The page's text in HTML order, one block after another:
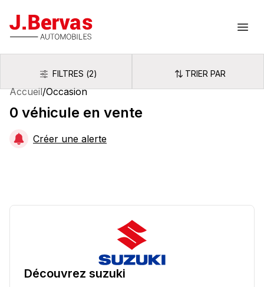
J.Bervas
FiltresFILTRES (2) Trier par
TRIER PAR
Accueil/Occasion
0 véhicule en vente
Créer une alerte
Découvrez suzuki